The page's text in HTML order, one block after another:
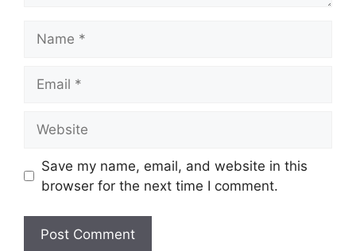
Save my name, email, and website in this
browser for the next time I comment.